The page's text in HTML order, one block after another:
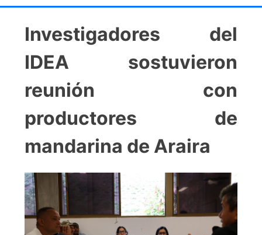
Investigadores del
IDEA sostuvieron
reunión con
productores de
mandarina de Araira